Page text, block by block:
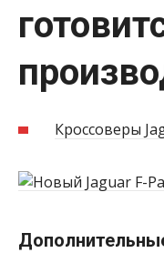
Кроссоверы